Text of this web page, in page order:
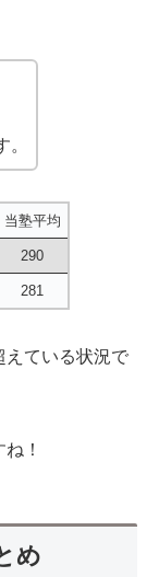
当塾平均
290
281
えている状況で
！
め